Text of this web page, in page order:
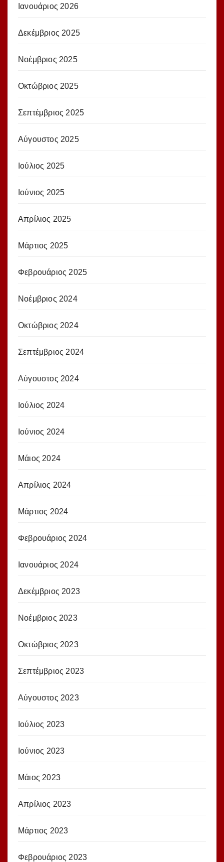
Ιανουάριος 2026
Δεκέμβριος 2025
Νοέμβριος 2025
Οκτώβριος 2025
Σεπτέμβριος 2025
Αύγουστος 2025
Ιούλιος 2025
Ιούνιος 2025
Απρίλιος 2025
Μάρτιος 2025
Φεβρουάριος 2025
Νοέμβριος 2024
Οκτώβριος 2024
Σεπτέμβριος 2024
Αύγουστος 2024
Ιούλιος 2024
Ιούνιος 2024
Μάιος 2024
Απρίλιος 2024
Μάρτιος 2024
Φεβρουάριος 2024
Ιανουάριος 2024
Δεκέμβριος 2023
Νοέμβριος 2023
Οκτώβριος 2023
Σεπτέμβριος 2023
Αύγουστος 2023
Ιούλιος 2023
Ιούνιος 2023
Μάιος 2023
Απρίλιος 2023
Μάρτιος 2023
Φεβρουάριος 2023